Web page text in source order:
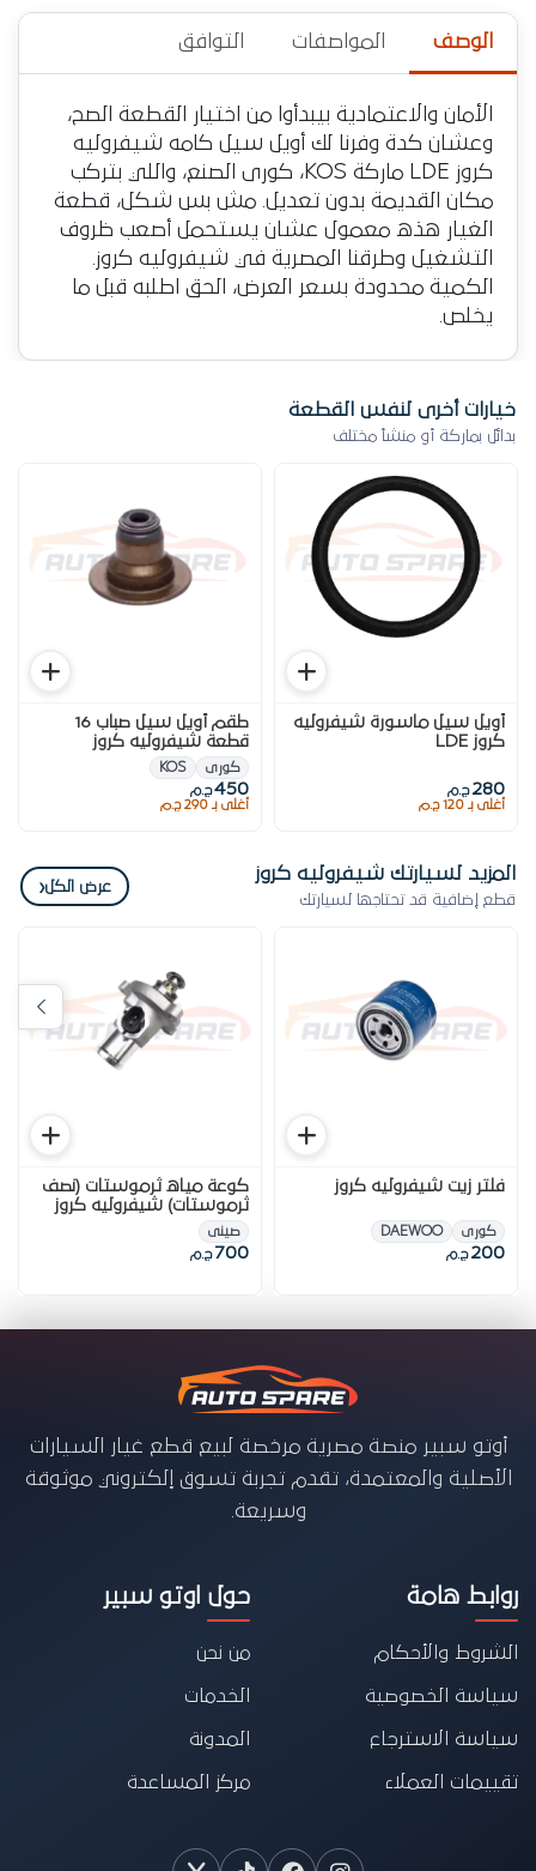
الوصف المواصفات التوافق
الأمان والاعتمادية بيبدأوا من اختيار القطعة الصح،
وعشان كدة وفرنا لك أويل سيل كامه شيفروليه
كروز LDE ماركة KOS، كورى الصنع، واللي بتركب
مكان القديمة بدون تعديل. مش بس شكل، قطعة
الغيار هذه معمول عشان يستحمل أصعب ظروف
التشغيل وطرقنا المصرية في شيفروليه كروز.
الكمية محدودة بسعر العرض، الحق اطلبه قبل ما
يخلص.
خيارات أخرى لنفس القطعة
بدائل بماركة أو منشأ مختلف
أويل سيل ماسورة شيفروليه
كروز LDE
280 ج.م
أغلى بـ 120 ج.م
طقم أويل سيل صباب 16
قطعة شيفروليه كروز
كورى KOS
450ج.م
أغلى بـ 290 ج.م
المزيد لسيارتك شيفروليه كروز
قطع إضافية قد تحتاجها لسيارتك
عرض الكل‹
فلتر زيت شيفروليه كروز
كورى DAEWOO
200 ج.م
كوعة مياه ثرموستات (نصف
ثرموستات) شيفروليه كروز
صينى
700 ج.م
أوتو سبير منصة مصرية مرخصة لبيع قطع غيار السيارات
الأصلية والمعتمدة، تقدم تجربة تسوق إلكتروني موثوقة
وسريعة.
روابط هامة
الشروط والأحكام
سياسة الخصوصية
سياسة الاسترجاع
تقييمات العملاء
حول اوتو سبير
من نحن
الخدمات
المدونة
مركز المساعدة